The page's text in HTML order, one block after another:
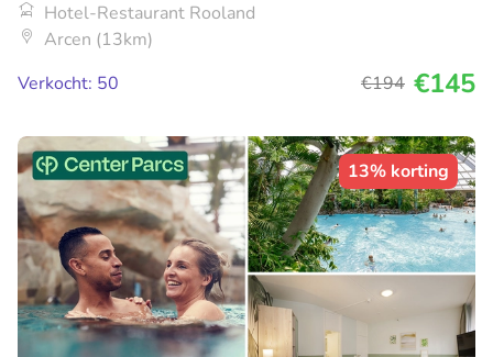
Hotel-Restaurant Rooland
Arcen (13km)
Verkocht: 50
€194 €145
13% korting